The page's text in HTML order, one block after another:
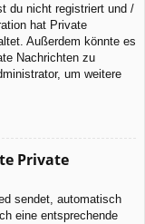
du nicht registriert und /
hat Private
Außerdem könnte es
Nachrichten zu
um weitere
Private
sendet, automatisch
eine entsprechende